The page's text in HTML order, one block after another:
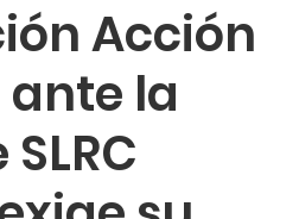
Acción
la